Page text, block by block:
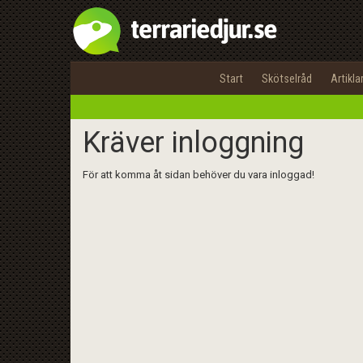
Start Skötselråd Artiklar
Kräver inloggning
För att komma åt sidan behöver du vara inloggad!